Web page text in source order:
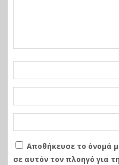
Αποθήκευσε το όνομά
σε αυτόν τον πλοηγό για